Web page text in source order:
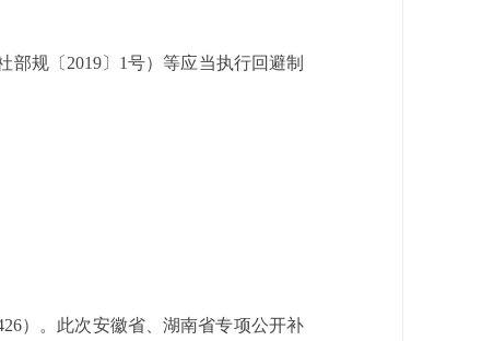
规〔2019〕1号）等应当执行回避制
）。此次安徽省、湖南省专项公开补